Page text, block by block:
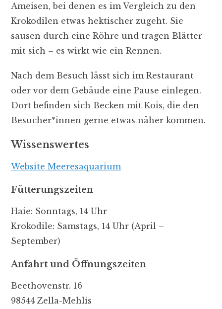
Ameisen, bei denen es im Vergleich zu den
Krokodilen etwas hektischer zugeht. Sie
sausen durch eine Röhre und tragen Blätter
mit sich – es wirkt wie ein Rennen.
Nach dem Besuch lässt sich im Restaurant
oder vor dem Gebäude eine Pause einlegen.
Dort befinden sich Becken mit Kois, die den
Besucher*innen gerne etwas näher kommen.
Wissenswertes
Website Meeresaquarium
Fütterungszeiten
Haie: Sonntags, 14 Uhr
Krokodile: Samstags, 14 Uhr (April –
September)
Anfahrt und Öffnungszeiten
Beethovenstr. 16
98544 Zella-Mehlis